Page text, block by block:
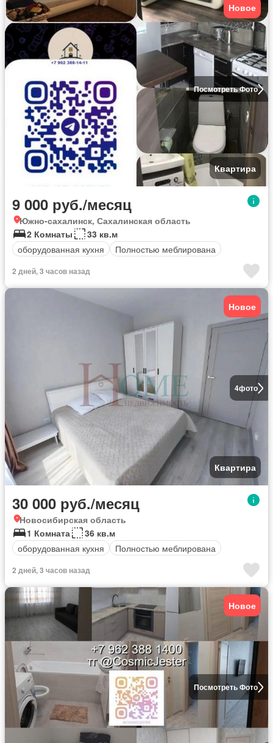
Посмотреть Фото
Новое
Квартира
9 000 руб./месяц
Южно-сахалинск, Сахалинская область
2 Комнаты
33 кв.м
оборудованная кухня
Полностью меблирована
2 дней, 3 часов назад
4фото
Новое
Квартира
30 000 руб./месяц
Новосибирская область
1 Комната
36 кв.м
оборудованная кухня
Полностью меблирована
2 дней, 3 часов назад
Посмотреть Фото
Новое